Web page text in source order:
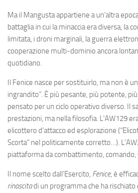
Ma il Mangusta appartiene a un’altra
battaglia in cui la minaccia era diversa, la
limitata, i droni marginali, la guerra
cooperazione multi-dominio ancora
quotidiano.
Il Fenice nasce per sostituirlo, ma non è
ingrandito”. È più pesante, più potente,
pensato per un ciclo operativo diverso. Il
prestazioni, ma nella filosofia. L’AW129
elicottero d’attacco ed esplorazione
Scorta” nel politicamente corretto…).
piattaforma da combattimento, comando,
Il nome scelto dall’Esercito, Fenice, è
rinascitadi un programma che ha rischiato